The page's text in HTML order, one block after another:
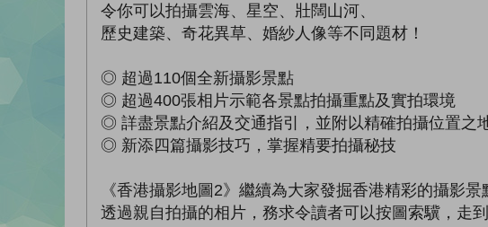
令你可以拍攝雲海、星空、壯闊山河、
歷史建築、奇花異草、婚紗人像等不同題材！
◎ 超過110個全新攝影景點
◎ 超過400張相片示範各景點拍攝重點及實拍環境
◎ 詳盡景點介紹及交通指引，並附以精確拍攝位置之
◎ 新添四篇攝影技巧，掌握精要拍攝秘技
《香港攝影地圖2》繼續為大家發掘香港精彩的攝影
透過親自拍攝的相片，務求令讀者可以按圖索驥，走